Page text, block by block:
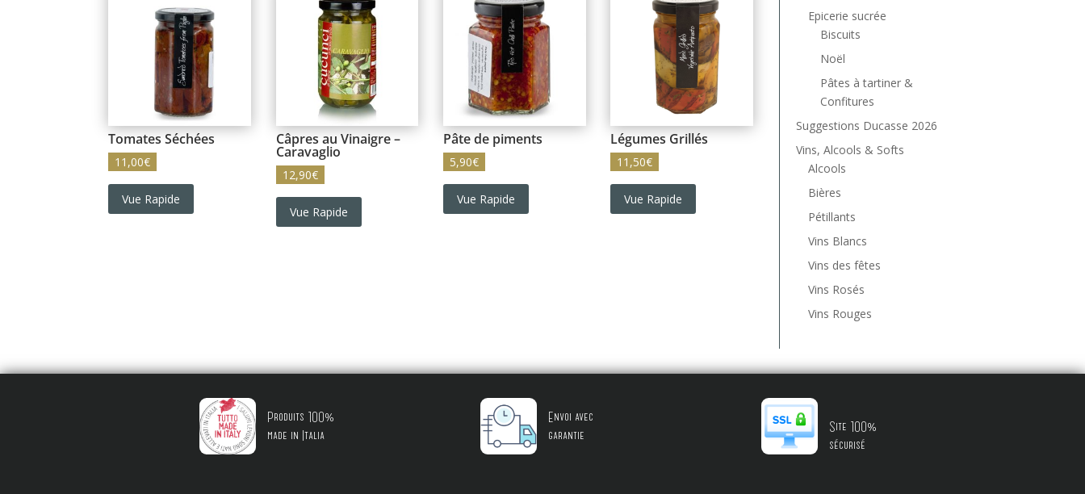
Tomates Séchées
11,00€
Vue Rapide
Câpres au Vinaigre –
Caravaglio
12,90€
Vue Rapide
Pâte de piments
5,90€
Vue Rapide
Légumes Grillés
11,50€
Vue Rapide
Epicerie sucrée
Biscuits
Noël
Pâtes à tartiner &
Confitures
Suggestions Ducasse 2026
Vins, Alcools & Softs
Alcools
Bières
Pétillants
Vins Blancs
Vins des fêtes
Vins Rosés
Vins Rouges
Produits 100%
made in Italia
Envoi avec
garantie
Site 100%
sécurisé